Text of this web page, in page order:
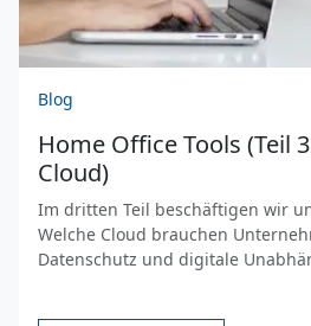
Blog
Home Office Tools (Teil
Cloud)
Im dritten Teil beschäftigen wir
Welche Cloud brauchen
Datenschutz und digitale